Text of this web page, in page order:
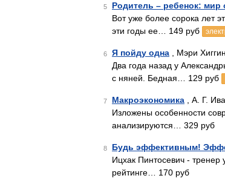
5 Родитель – ребенок: мир
Вот уже более сорока лет
эти годы ее… 149 руб
6 Я пойду одна , Мэри
Два года назад у
с няней. Бедная… 129 руб
7 Макроэкономика , А. Г.
Изложены особенности
анализируются… 329 руб
8 Будь эффективным!
Ицхак Пинтосевич - тренер
рейтинге… 170 руб